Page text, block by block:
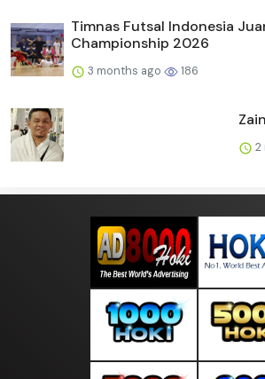
Timnas Futsal Indonesia
Championship 2026
3 months ago 186
2